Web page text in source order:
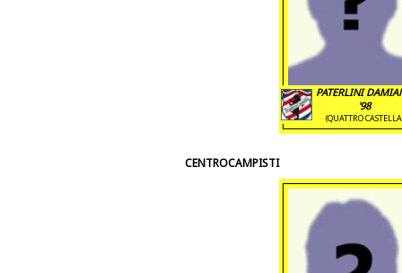
PATERLINI
'98
(QUATTRO
CENTROCAMPISTI